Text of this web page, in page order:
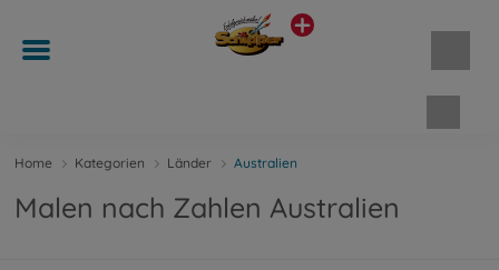
Home Kategorien Länder Australien
Malen nach Zahlen Australien